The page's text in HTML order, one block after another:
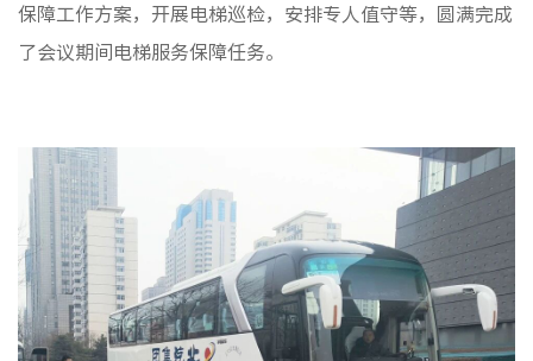
保障工作方案，开展电梯巡检，安排专人值守等，圆满完成
了会议期间电梯服务保障任务。